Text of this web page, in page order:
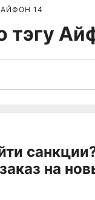
АЙФОН 14
тэгу
на